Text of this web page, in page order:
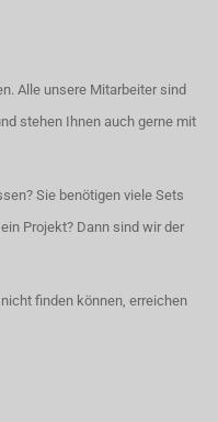
Alle unsere Mitarbeiter sind
stehen Ihnen auch gerne mit
Sie benötigen viele Sets
Projekt? Dann sind wir der
finden können, erreichen